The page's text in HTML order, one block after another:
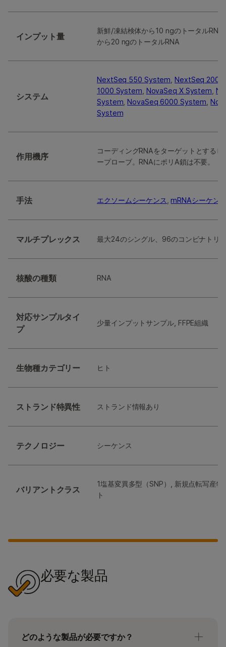
インプット量
新鮮/凍結検体から10 ngのトータルRNA
から20 ngのトータルRNA
システム
NextSeq 550 System ,NextSeq 2000
1000 System NovaSeq X System
System ,NovaSeq 6000 System ,
System
作用機序
コーディングRNAをターゲットとする
ープローブ。RNAにポリA鎖は不要。
手法 エクソームシーケンス ,mRNAシーケン
マルチプレックス 最大24のシングル、96のコンビナトリ
核酸の種類 RNA
対応サンプルタイ
プ
少量インプットサンプル, FFPE組織
生物種カテゴリー ヒト
ストランド特異性 ストランド情報あり
テクノロジー シーケンス
バリアントクラス
1塩基変異多型（SNP）, 新規点転写産
ト
必要な製品
どのような製品が必要ですか？